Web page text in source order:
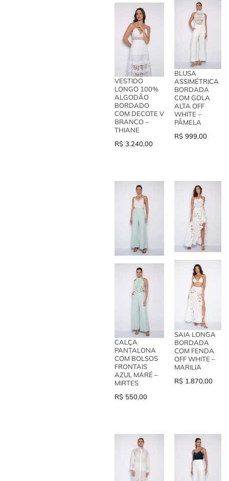
VESTIDO
LONGO 100%
ALGODÃO
BORDADO
COM DECOTE V
BRANCO –
THIANE
R$ 3.240,00
BLUSA
ASSIMÉTRICA
BORDADA
COM GOLA
ALTA OFF
WHITE –
PÂMELA
R$ 999,00
CALÇA
PANTALONA
COM BOLSOS
FRONTAIS
AZUL MARÉ –
MIRTES
R$ 550,00
SAIA LONGA
BORDADA
COM FENDA
OFF WHITE –
MARILIA
R$ 1.870,00